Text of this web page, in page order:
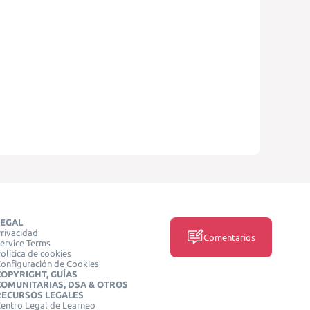
Terms
de cookies
de Cookies
GUÍAS
DSA & OTROS
LEGALES
Legal de Learneo
Comentarios